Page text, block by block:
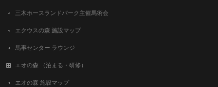
三木ホースランドパーク主催馬術会
エクウスの森 施設マップ
馬事センター ラウンジ
エオの森 （泊まる・研修）
エオの森 施設マップ